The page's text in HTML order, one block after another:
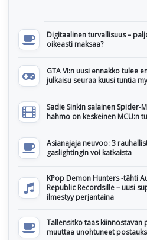
Digitaalinen turvallisuus –
oikeasti maksaa?
GTA VI:n uusi ennakko tulee
julkaisu seuraa kuusi tuntia
Sadie Sinkin salainen Spider-
hahmo on keskeinen MCU:n
Asianajaja neuvoo: 3
gaslightingin voi katkaista
KPop Demon Hunters -tähti
Republic Recordsille – uusi
ilmestyy perjantaina
Tallensitko taas kiinnostavan
muuttaa unohtuneet